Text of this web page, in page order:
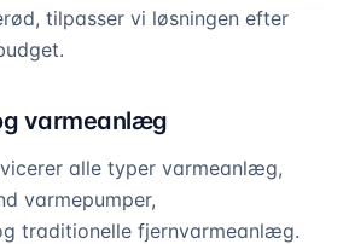
tilpasser vi løsningen efter
varmeanlæg
alle typer varmeanlæg,
varmepumper,
traditionelle fjernvarmeanlæg.